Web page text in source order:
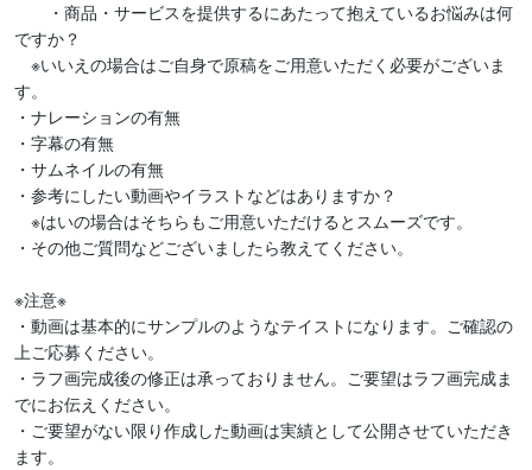
・商品・サービスを提供するにあたって抱えているお悩みは何
ですか？
※いいえの場合はご自身で原稿をご用意いただく必要がございま
す。
・ナレーションの有無
・字幕の有無
・サムネイルの有無
・参考にしたい動画やイラストなどはありますか？
※はいの場合はそちらもご用意いただけるとスムーズです。
・その他ご質問などございましたら教えてください。
※注意※
・動画は基本的にサンプルのようなテイストになります。ご確認の
上ご応募ください。
・ラフ画完成後の修正は承っておりません。ご要望はラフ画完成ま
でにお伝えください。
・ご要望がない限り作成した動画は実績として公開させていただき
ます。